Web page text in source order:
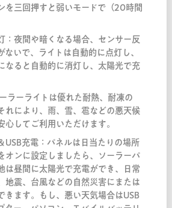
を三回押すと弱いモードで（20時間
：夜間や暗くなる場合、センサー反
ないで、ライトは自動的に点灯し、
なると自動的に消灯し、太陽光で充
ラーライトは優れた耐熱、耐凍の
れにより、雨、雪、雹などの悪天候
心してご利用いただけます。
USB充電：パネルは日当たりの場所
オンに設定しましたら、ソーラーパ
は昼間に太陽光で充電ができ、日常
地震、台風などの自然災害にまたは
きます。もし、悪い天気場合はUSB